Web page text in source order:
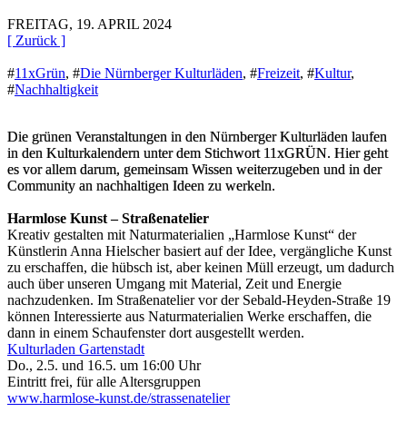
FREITAG, 19. APRIL 2024
[ Zurück ]
#11xGrün, #Die Nürnberger Kulturläden, #Freizeit, #Kultur,
#Nachhaltigkeit
Die grünen Veranstaltungen in den Nürnberger Kulturläden laufen
in den Kulturkalendern unter dem Stichwort 11xGRÜN. Hier geht
es vor allem darum, gemeinsam Wissen weiterzugeben und in der
Community an nachhaltigen Ideen zu werkeln.
Harmlose Kunst – Straßenatelier
Kreativ gestalten mit Naturmaterialien „Harmlose Kunst“ der
Künstlerin Anna Hielscher basiert auf der Idee, vergängliche Kunst
zu erschaffen, die hübsch ist, aber keinen Müll erzeugt, um dadurch
auch über unseren Umgang mit Material, Zeit und Energie
nachzudenken. Im Straßenatelier vor der Sebald-Heyden-Straße 19
können Interessierte aus Naturmaterialien Werke erschaffen, die
dann in einem Schaufenster dort ausgestellt werden.
Kulturladen Gartenstadt
Do., 2.5. und 16.5. um 16:00 Uhr
Eintritt frei, für alle Altersgruppen
www.harmlose-kunst.de/strassenatelier